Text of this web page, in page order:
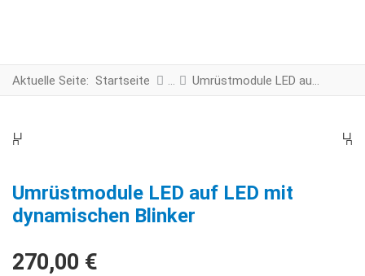
Aktuelle Seite: Startseite Umrüstmodule LED auf LED mit dynamischen Blinker
Umrüstmodule LED auf LED mit
dynamischen Blinker
270,00 €